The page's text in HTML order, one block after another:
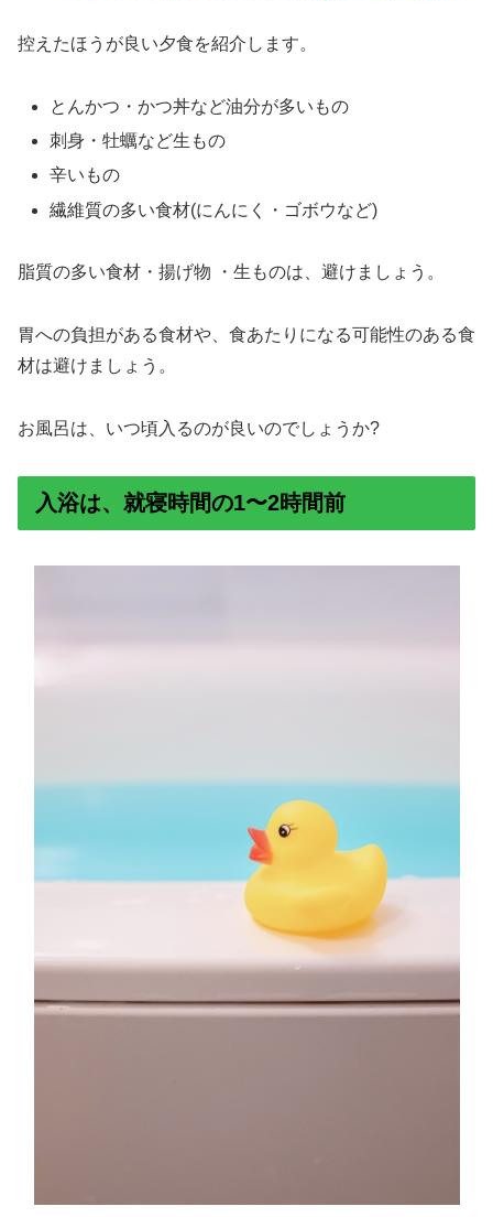
控えたほうが良い夕食を紹介します。
とんかつ・かつ丼など油分が多いもの
刺身・牡蠣など生もの
辛いもの
繊維質の多い食材(にんにく・ゴボウなど)
脂質の多い食材・揚げ物 ・生ものは、避けましょう。
胃への負担がある食材や、食あたりになる可能性のある食
材は避けましょう。
お風呂は、いつ頃入るのが良いのでしょうか?
入浴は、就寝時間の1〜2時間前